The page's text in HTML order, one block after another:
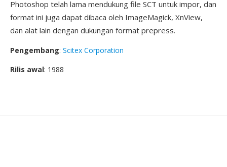
Photoshop telah lama mendukung file SCT untuk impor, dan
format ini juga dapat dibaca oleh ImageMagick, XnView,
dan alat lain dengan dukungan format prepress.
Pengembang: Scitex Corporation
Rilis awal: 1988